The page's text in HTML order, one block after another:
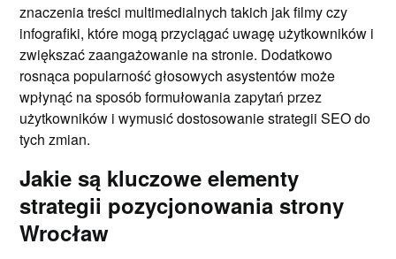
znaczenia treści multimedialnych takich jak filmy czy
infografiki, które mogą przyciągać uwagę użytkowników i
zwiększać zaangażowanie na stronie. Dodatkowo
rosnąca popularność głosowych asystentów może
wpłynąć na sposób formułowania zapytań przez
użytkowników i wymusić dostosowanie strategii SEO do
tych zmian.
Jakie są kluczowe elementy
strategii pozycjonowania strony
Wrocław